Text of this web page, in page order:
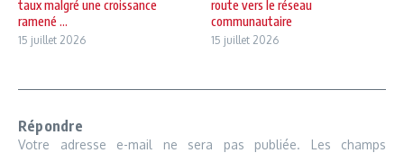
taux malgré une croissance
ramené ...
15 juillet 2026
route vers le réseau
communautaire
15 juillet 2026
Répondre
Votre adresse e-mail ne sera pas publiée.
Les champs